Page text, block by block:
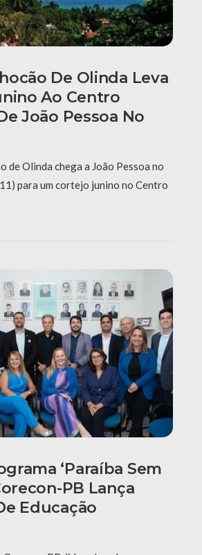
De Olinda Leva
Ao Centro
João Pessoa No
de Olinda chega a João Pessoa no
para um cortejo junino no Centro
‘Paraíba Sem
PB Lança
Educação